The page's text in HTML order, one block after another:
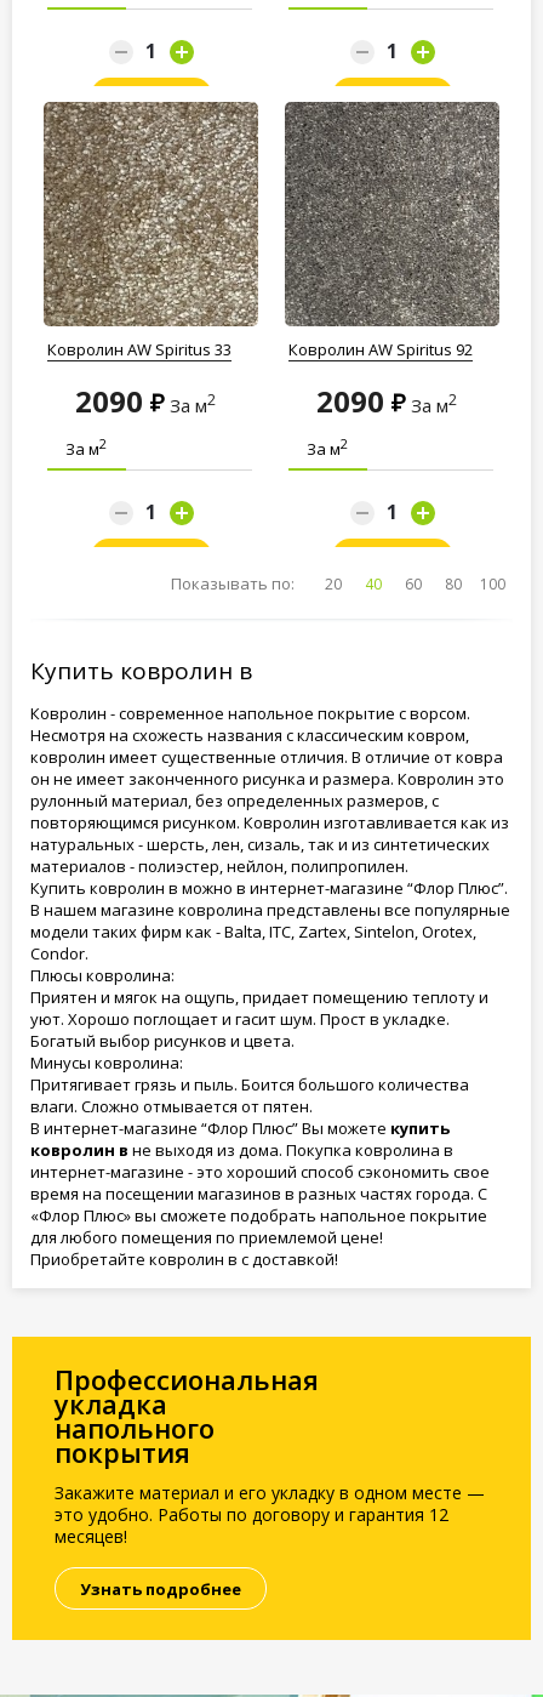
Ковролин AW Spiritus 33
2090 За м2
За м2
Ковролин AW Spiritus 92
2090 За м2
За м2
Показывать по: 20 40 60 80 100
Купить ковролин в
Ковролин - современное напольное покрытие с ворсом.
Несмотря на схожесть названия с классическим ковром,
ковролин имеет существенные отличия. В отличие от ковра
он не имеет законченного рисунка и размера. Ковролин это
рулонный материал, без определенных размеров, с
повторяющимся рисунком. Ковролин изготавливается как из
натуральных - шерсть, лен, сизаль, так и из синтетических
материалов - полиэстер, нейлон, полипропилен.
Купить ковролин в можно в интернет-магазине “Флор Плюс”.
В нашем магазине ковролина представлены все популярные
модели таких фирм как - Balta, ITC, Zartex, Sintelon, Orotex,
Condor.
Плюсы ковролина:
Приятен и мягок на ощупь, придает помещению теплоту и
уют. Хорошо поглощает и гасит шум. Прост в укладке.
Богатый выбор рисунков и цвета.
Минусы ковролина:
Притягивает грязь и пыль. Боится большого количества
влаги. Сложно отмывается от пятен.
В интернет-магазине “Флор Плюс” Вы можете купить
ковролин в не выходя из дома. Покупка ковролина в
интернет-магазине - это хороший способ сэкономить свое
время на посещении магазинов в разных частях города. С
«Флор Плюс» вы сможете подобрать напольное покрытие
для любого помещения по приемлемой цене!
Приобретайте ковролин в с доставкой!
Профессиональная
укладка
напольного
покрытия
Закажите материал и его укладку в одном месте —
это удобно. Работы по договору и гарантия 12
месяцев!
Узнать подробнее